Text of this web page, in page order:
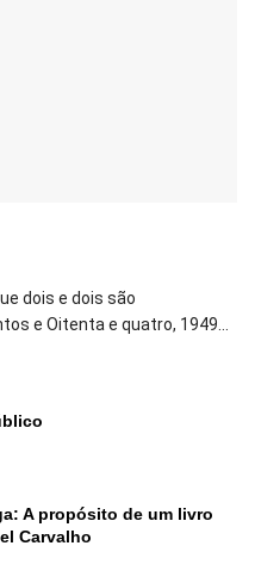
dois e dois são
e Oitenta e quatro, 1949...
A propósito de um livro
Carvalho